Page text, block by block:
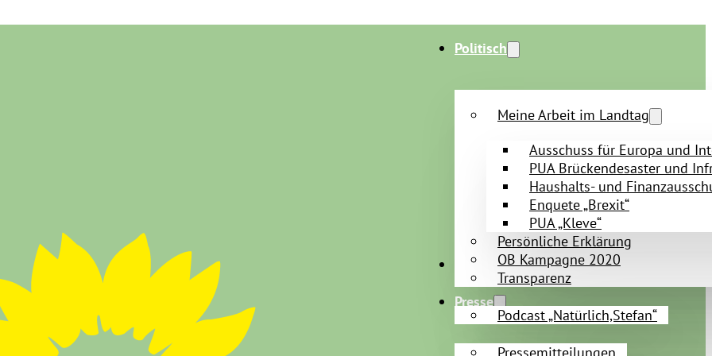
Politisch
Meine Arbeit im Landtag
Ausschuss für Europa und
PUA Brückendesaster und
Haushalts- und
Enquete „Brexit“
PUA „Kleve“
Persönliche Erklärung
OB Kampagne 2020
Transparenz
Persönlich
Podcast „Natürlich,Stefan“
Presse